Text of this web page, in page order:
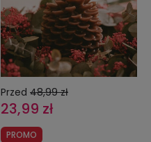
Przed 48,99 zł
23,99 zł
PROMO